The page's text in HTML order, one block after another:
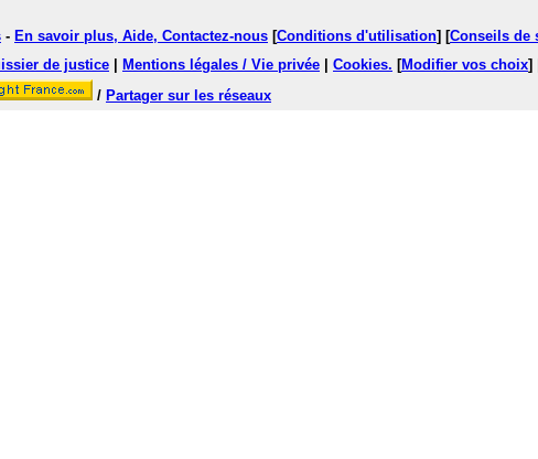
- En savoir plus, Aide, Contactez-nous [Conditions d'utilisation] [Conseils de
de justice
Mentions légales / Vie privée Cookies. [Modifier vos choix]
/ Partager sur les réseaux